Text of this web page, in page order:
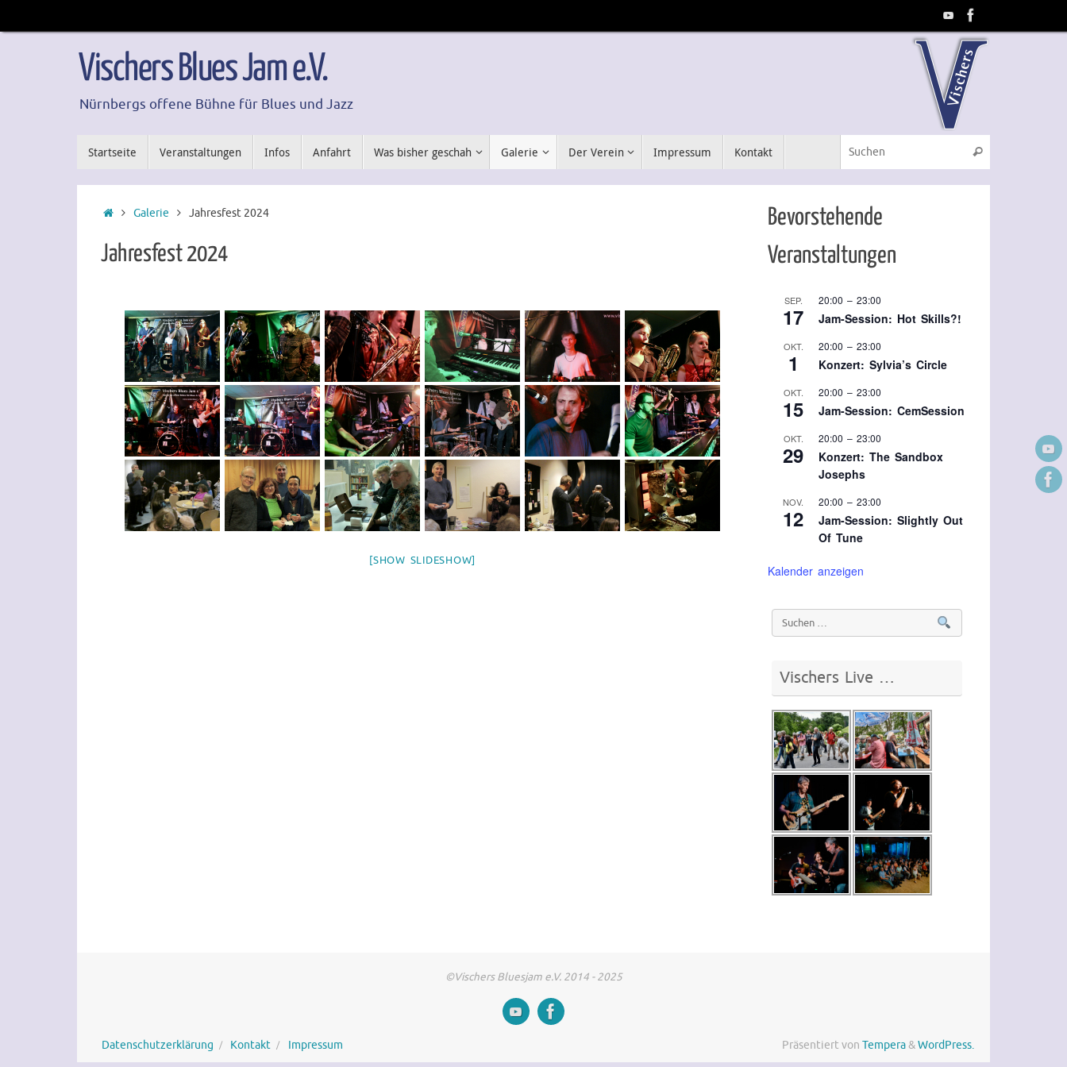
Inhalt
Vischers Blues Jam e.V.
Nürnbergs offene Bühne für Blues und Jazz
Inhalt
Startseite Veranstaltungen Infos Anfahrt Was bisher geschah Galerie Der Verein Impressum Kontakt Suchen
StartGalerie Jahresfest 2024
Jahresfest 2024
[SHOW SLIDESHOW]
Bevorstehende
Veranstaltungen
SEP.
17
20:00 – 23:00
Jam-Session: Hot Skills?!
OKT.
1
20:00 – 23:00
Konzert: Sylvia’s Circle
OKT.
15
20:00 – 23:00
Jam-Session: CemSession
OKT.
29
20:00 – 23:00
Konzert: The Sandbox
Josephs
NOV.
12
20:00 – 23:00
Jam-Session: Slightly Out
Of Tune
Kalender anzeigen
Vischers Live …
©Vischers Bluesjam e.V. 2014 - 2025
Datenschutzerklärung Kontakt Impressum Präsentiert von Tempera&WordPress.